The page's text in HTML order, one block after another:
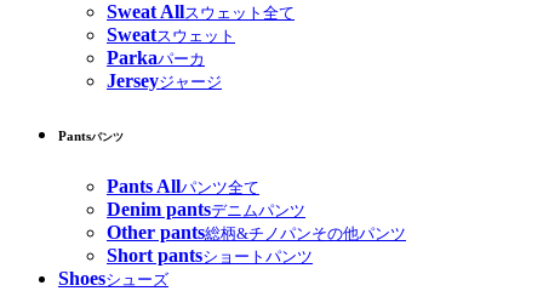
Sweat Allスウェット全て
Sweatスウェット
Parkaパーカ
Jerseyジャージ
Pantsパンツ
Pants Allパンツ全て
Denim pantsデニムパンツ
Other pants総柄&チノパンその他パンツ
Short pantsショートパンツ
Shoesシューズ